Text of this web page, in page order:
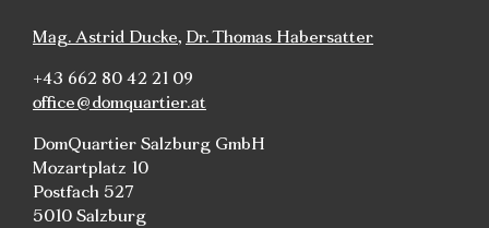
Mag. Astrid Ducke, Dr. Thomas Habersatter
+43 662 80 42 21 09
office@domquartier.at
DomQuartier Salzburg GmbH
Mozartplatz 10
Postfach 527
5010 Salzburg